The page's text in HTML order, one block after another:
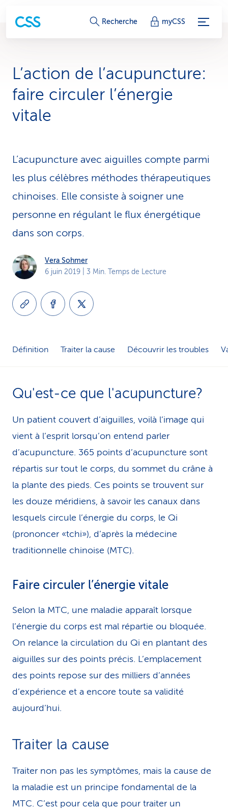
L
s
s
e
r
Recherche myCSS
L’action de l’acupuncture:
faire circuler l’énergie
vitale
L’acupuncture avec aiguilles compte parmi
les plus célèbres méthodes thérapeutiques
chinoises. Elle consiste à soigner une
personne en régulant le flux énergétique
dans son corps.
Vera Sohmer
6 juin 2019 | 3 Min. Temps de Lecture
Définition Traiter la cause Découvrir les troubles
Qu'est-ce que l'acupuncture?
Un patient couvert d’aiguilles, voilà l’image qui
vient à l’esprit lorsqu’on entend parler
d’acupuncture. 365 points d’acupuncture sont
répartis sur tout le corps, du sommet du crâne à
la plante des pieds. Ces points se trouvent sur
les douze méridiens, à savoir les canaux dans
lesquels circule l’énergie du corps, le Qi
(prononcer «tchi»), d’après la médecine
traditionnelle chinoise (MTC).
Faire circuler l’énergie vitale
Selon la MTC, une maladie apparaît lorsque
l’énergie du corps est mal répartie ou bloquée.
On relance la circulation du Qi en plantant des
aiguilles sur des points précis. L’emplacement
des points repose sur des milliers d’années
d’expérience et a encore toute sa validité
aujourd’hui.
Traiter la cause
Traiter non pas les symptômes, mais la cause de
la maladie est un principe fondamental de la
MTC. C’est pour cela que pour traiter un